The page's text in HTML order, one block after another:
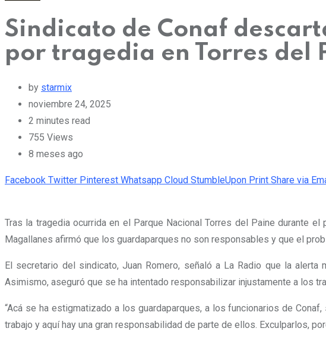
Sindicato de Conaf
por tragedia en Torres del
by starmix
noviembre 24, 2025
2 minutes read
755 Views
8 meses ago
Facebook Twitter Pinterest Whatsapp Cloud StumbleUpon Print Share via
Tras la tragedia ocurrida en el Parque Nacional Torres del Paine durante
Magallanes afirmó que los guardaparques no son responsables y que el
El secretario del sindicato, Juan Romero, señaló a La Radio que la
Asimismo, aseguró que se ha intentado responsabilizar injustamente a los
“Acá se ha estigmatizado a los guardaparques, a los funcionarios de
trabajo y aquí hay una gran responsabilidad de parte de ellos. Exculparlos,